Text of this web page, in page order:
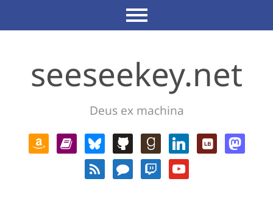
seeseekey.net
Deus ex machina